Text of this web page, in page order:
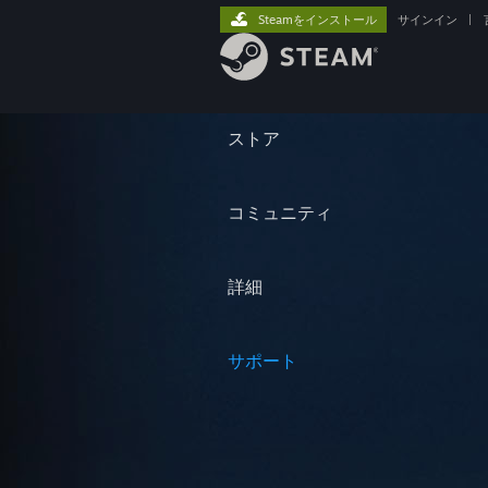
ストア
コミュニティ
詳細
サポート
Steamをインストール サインイン